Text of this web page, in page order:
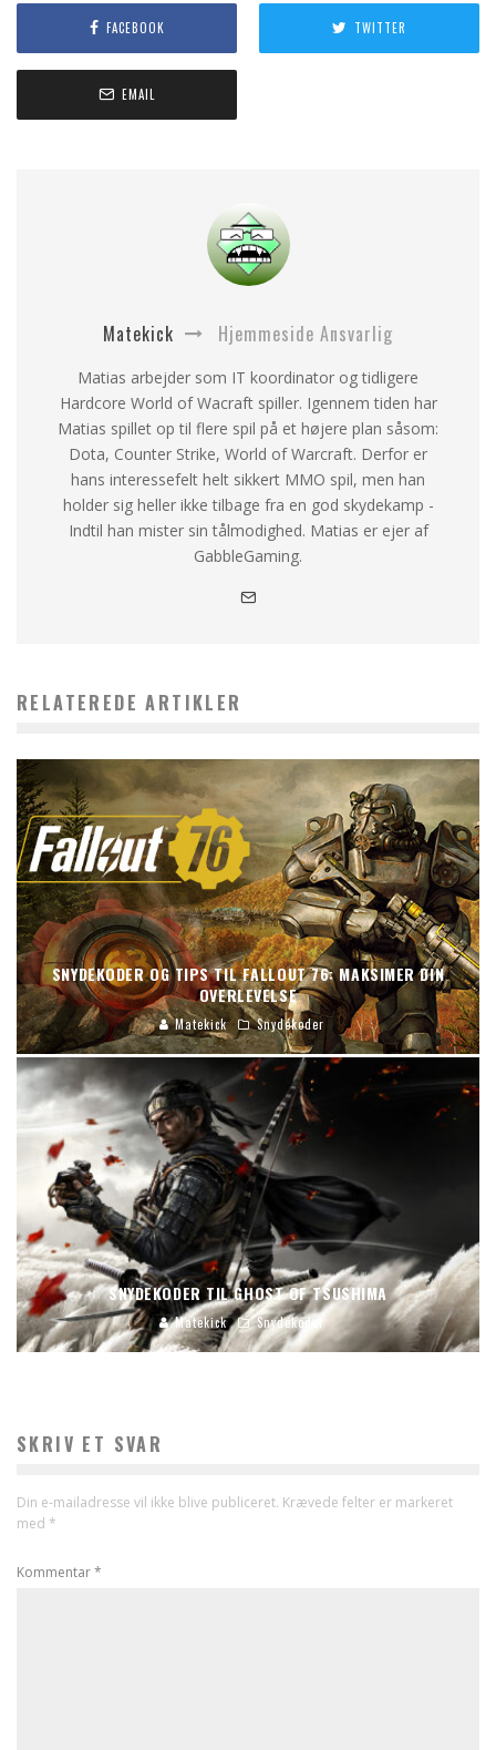
FACEBOOK TWITTER
EMAIL
Matekick Hjemmeside Ansvarlig
Matias arbejder som IT koordinator og tidligere
Hardcore World of Wacraft spiller. Igennem tiden har
Matias spillet op til flere spil på et højere plan såsom:
Dota, Counter Strike, World of Warcraft. Derfor er
hans interessefelt helt sikkert MMO spil, men han
holder sig heller ikke tilbage fra en god skydekamp -
Indtil han mister sin tålmodighed. Matias er ejer af
GabbleGaming.
RELATEREDE ARTIKLER
SNYDEKODER OG TIPS TIL FALLOUT 76: MAKSIMER DIN
OVERLEVELSE
Matekick Snydekoder
SNYDEKODER TIL GHOST OF TSUSHIMA
Matekick Snydekoder
SKRIV ET SVAR
Din e-mailadresse vil ikke blive publiceret. Krævede felter er markeret
med *
Kommentar*